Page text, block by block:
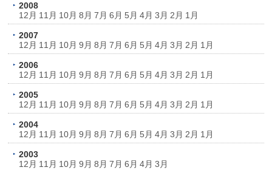
2008
12月 11月 10月 8月 7月 6月 5月 4月 3月 2月 1月
2007
12月 11月 10月 9月 8月 7月 6月 5月 4月 3月 2月 1月
2006
12月 11月 10月 9月 8月 7月 6月 5月 4月 3月 2月 1月
2005
12月 11月 10月 9月 8月 7月 6月 5月 4月 3月 2月 1月
2004
12月 11月 10月 9月 8月 7月 6月 5月 4月 3月 2月 1月
2003
12月 11月 10月 9月 8月 7月 6月 4月 3月